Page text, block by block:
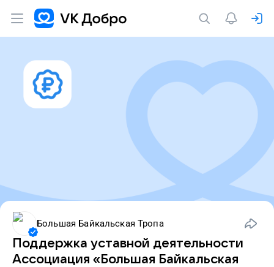
Большая Байкальская Тропа
Поддержка уставной деятельности
Ассоциация «Большая Байкальская